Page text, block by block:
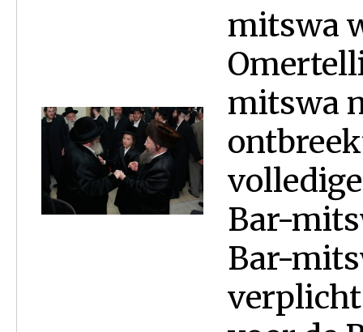
mitswa
mitswa
Bar-
Bar-